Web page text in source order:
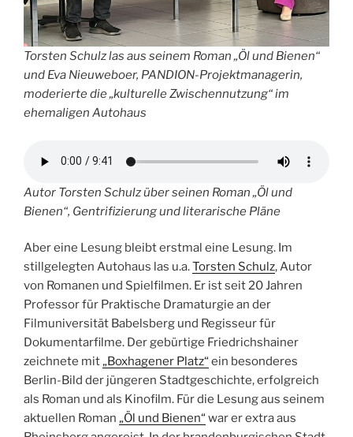
Torsten Schulz las aus seinem Roman „Öl und Bienen“
und Eva Nieuweboer, PANDION-Projektmanagerin,
moderierte die „kulturelle Zwischennutzung“ im
ehemaligen Autohaus
Autor Torsten Schulz über seinen Roman „Öl und
Bienen“, Gentrifizierung und literarische Pläne
Aber eine Lesung bleibt erstmal eine Lesung. Im
stillgelegten Autohaus las u.a.Torsten Schulz, Autor
von Romanen und Spielfilmen. Er ist seit 20 Jahren
Professor für Praktische Dramaturgie an der
Filmuniversität Babelsberg und Regisseur für
Dokumentarfilme. Der gebürtige Friedrichshainer
zeichnete mit„Boxhagener Platz“ ein besonderes
Berlin-Bild der jüngeren Stadtgeschichte, erfolgreich
als Roman und als Kinofilm. Für die Lesung aus seinem
aktuellen Roman „Öl und Bienen“ war er extra aus